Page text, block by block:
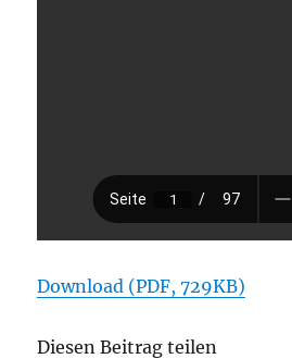
Download (PDF, 729KB)
Diesen Beitrag teilen